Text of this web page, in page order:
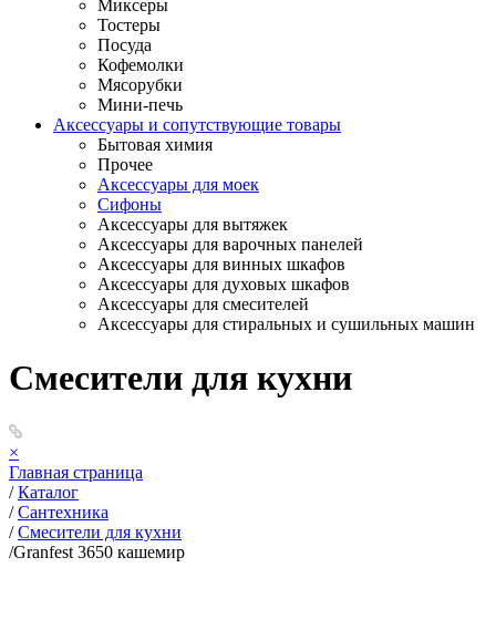
Миксеры
Тостеры
Посуда
Кофемолки
Мясорубки
Мини-печь
Аксессуары и сопутствующие товары
Бытовая химия
Прочее
Аксессуары для моек
Сифоны
Аксессуары для вытяжек
Аксессуары для варочных панелей
Аксессуары для винных шкафов
Аксессуары для духовых шкафов
Аксессуары для смесителей
Аксессуары для стиральных и сушильных машин
Смесители для кухни
×
Главная страница
/ Каталог
/ Сантехника
/ Смесители для кухни
/Granfest 3650 кашемир